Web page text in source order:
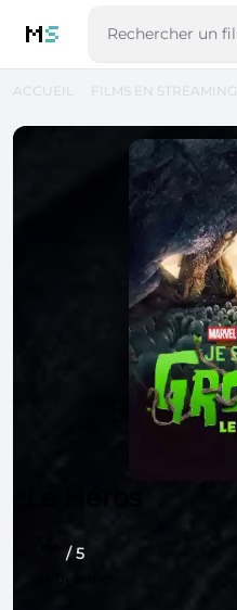
MS
ACCUEIL FILMS EN STREAMING
/ 5